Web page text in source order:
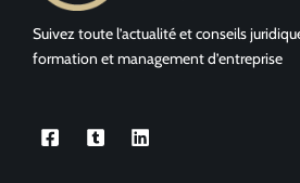
Suivez toute l’actualité et conseils
formation et management d’entreprise